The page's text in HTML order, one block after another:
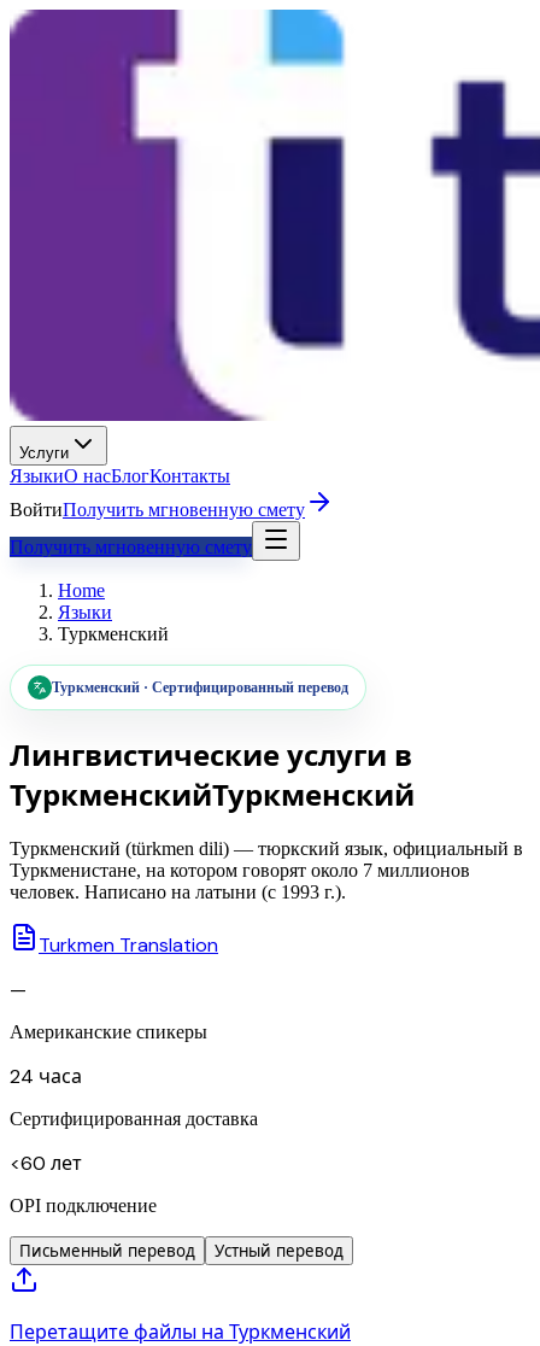
Услуги
ЯзыкиО насБлогКонтакты
ВойтиПолучить мгновенную смету
Получить мгновенную смету
Home
Языки
Туркменский
Туркменский · Сертифицированный перевод
Лингвистические услуги в
ТуркменскийТуркменский
Туркменский (türkmen dili) — тюркский язык, официальный в
Туркменистане, на котором говорят около 7 миллионов
человек. Написано на латыни (с 1993 г.).
Turkmen Translation
—
Американские спикеры
24 часа
Сертифицированная доставка
<60 лет
OPI подключение
Письменный перевод Устный перевод
Перетащите файлы на Туркменский